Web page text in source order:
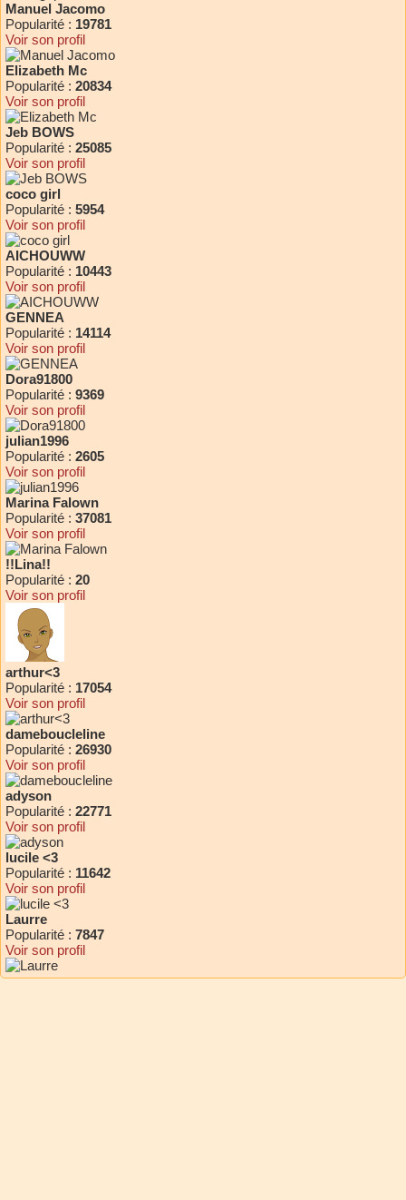
Manuel Jacomo
Popularité : 19781
Voir son profil
Elizabeth Mc
Popularité : 20834
Voir son profil
Jeb BOWS
Popularité : 25085
Voir son profil
coco girl
Popularité : 5954
Voir son profil
AICHOUWW
Popularité : 10443
Voir son profil
GENNEA
Popularité : 14114
Voir son profil
Dora91800
Popularité : 9369
Voir son profil
julian1996
Popularité : 2605
Voir son profil
Marina Falown
Popularité : 37081
Voir son profil
!!Lina!!
Popularité : 20
Voir son profil
arthur<3
Popularité : 17054
Voir son profil
dameboucleline
Popularité : 26930
Voir son profil
adyson
Popularité : 22771
Voir son profil
lucile <3
Popularité : 11642
Voir son profil
Laurre
Popularité : 7847
Voir son profil